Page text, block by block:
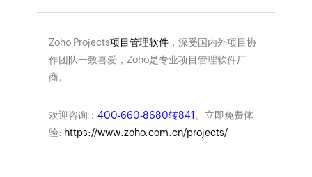
Zoho Projects项目管理软件，深受国内外项目协
作团队一致喜爱，Zoho是专业项目管理软件厂
商。
欢迎咨询： 400-660-8680转841 。立即免费体
验: https://www.zoho.com.cn/projects/